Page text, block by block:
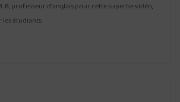
B, professeur d’anglais pour cette superbe vidéo,
les étudiants